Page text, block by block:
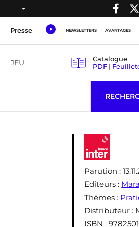
Presse NEWSLETTERS AVANTAGES
JEU
Catalogue
PDF |
Parution :
Editeurs :
Thèmes :
Distributeur :
ISBN :